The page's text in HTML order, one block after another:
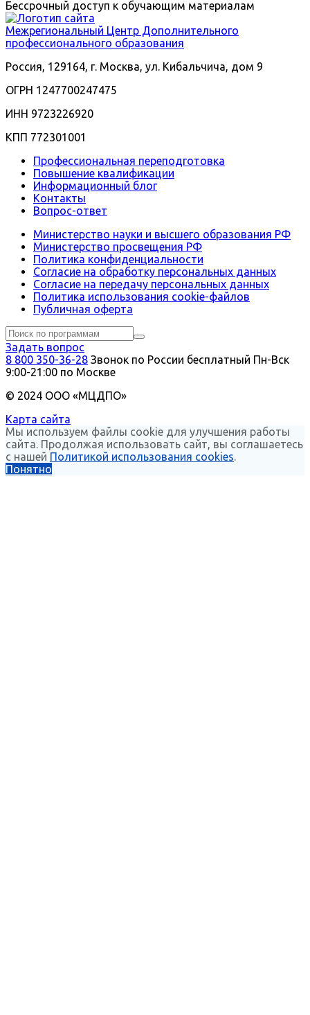
Бессрочный доступ к обучающим материалам
Межрегиональный Центр Дополнительного
профессионального образования
Россия, 129164, г. Москва, ул. Кибальчича, дом 9
ОГРН 1247700247475
ИНН 9723226920
КПП 772301001
Профессиональная переподготовка
Повышение квалификации
Информационный блог
Контакты
Вопрос-ответ
Министерство науки и высшего образования РФ
Министерство просвещения РФ
Политика конфиденциальности
Согласие на обработку персональных данных
Согласие на передачу персональных данных
Политика использования сookie-файлов
Публичная оферта
Задать вопрос
8 800 350-36-28 Звонок по России бесплатный Пн-Вск
9:00-21:00 по Москве
© 2024 ООО «МЦДПО»
Карта сайта
Мы используем файлы cookie для улучшения работы
сайта. Продолжая использовать сайт, вы соглашаетесь
с нашей Политикой использования cookies.
Понятно